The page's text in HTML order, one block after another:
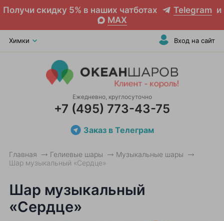
Получи скидку 5% в наших чатботах Telegram и
MAX
Химки Вход на сайт
Ежедневно, круглосуточно
+7 (495) 773-43-75
Заказ в Телеграм
Главная Гелиевые шары
Музыкальные шары
Шар музыкальный «Сердце»
Шар музыкальный
«Сердце»